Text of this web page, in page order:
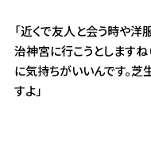
「近くで友人と会う時や洋
治神宮に行こうとしますね
に気持ちがいいんです。芝
すよ」